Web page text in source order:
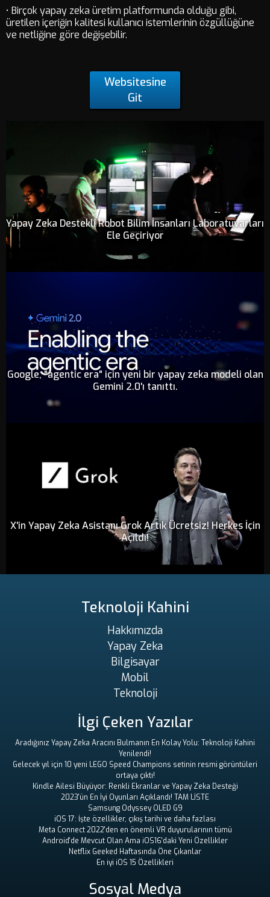
• Birçok yapay zeka üretim platformunda olduğu gibi,
üretilen içeriğin kalitesi kullanıcı istemlerinin özgüllüğüne
ve netliğine göre değişebilir.
Websitesine
Git
Yapay Zeka Destekli Robot Bilim İnsanları Laboratuvarları
Ele Geçiriyor
Google, "agentic era" için yeni bir yapay zeka modeli olan
Gemini 2.0'ı tanıttı.
X'in Yapay Zeka Asistanı Grok Artık Ücretsiz! Herkes İçin
Açıldı!
Teknoloji Kahini
Hakkımızda
Yapay Zeka
Bilgisayar
Mobil
Teknoloji
İlgi Çeken Yazılar
Aradığınız Yapay Zeka Aracını Bulmanın En Kolay Yolu: Teknoloji Kahini
Yenilendi!
Gelecek yıl için 10 yeni LEGO Speed ​​Champions setinin resmi görüntüleri
ortaya çıktı!
Kindle Ailesi Büyüyor: Renkli Ekranlar ve Yapay Zeka Desteği
2023'ün En İyi Oyunları Açıklandı! TAM LİSTE
Samsung Odyssey OLED G9
iOS 17: İşte özellikler, çıkış tarihi ve daha fazlası
Meta Connect 2022'den en önemli VR duyurularının tümü
Android'de Mevcut Olan Ama iOS16'daki Yeni Özellikler
Netflix Geeked Haftasında Öne Çıkanlar
En iyi iOS 15 Özellikleri
Sosyal Medya